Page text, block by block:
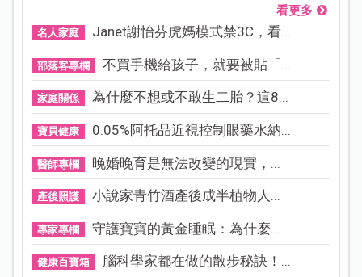
看更多
名人家庭 Janet謝怡芬虎媽模式禁3C，看...
部落客專欄 不買手機給孩子，就要被貼「...
家庭關係 為什麼不想或不敢生二胎？這8...
寶貝健康 0.05%阿托品近視控制眼藥水納...
醫師專欄 晚婚晚育是無法改變的現實，...
產後照護 小說家青竹酒產後成半植物人...
專家專欄 守護寶寶的黃金睡眠：為什麼...
健康百寶箱 腦科學家都在做的散步秘訣！...